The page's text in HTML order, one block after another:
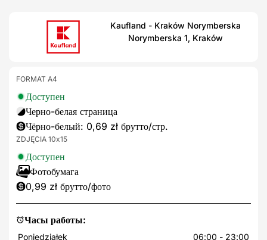
Kaufland - Kraków Norymberska
Norymberska 1, Kraków
Часы работы:
Poniedziałek
06:00 - 23:00
FORMAT A4
Доступен
Черно-белая страница
Чёрно-белый: 0,69 zł брутто/стр.
ZDJĘCIA 10x15
Доступен
Фотобумага
0,99 zł брутто/фото